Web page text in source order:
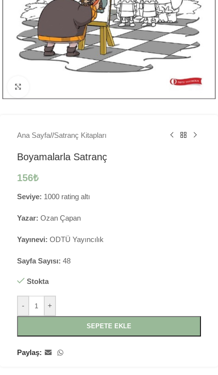
Ana Sayfa/ Satranç Kitapları
Boyamalarla Satranç
156₺
Seviye: 1000 rating altı
Yazar: Ozan Çapan
Yayınevi: ODTÜ Yayıncılık
Sayfa Sayısı: 48
Stokta
- +
SEPETE EKLE
Paylaş: